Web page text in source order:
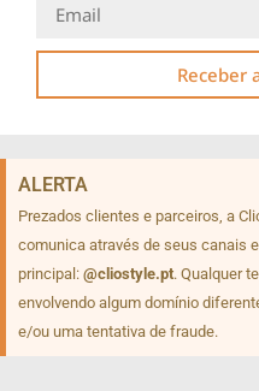
Receber
ALERTA
Prezados clientes e parceiros, a
comunica através de seus canais
principal: @cliostyle.pt. Qualquer
envolvendo algum domínio
e/ou uma tentativa de fraude.